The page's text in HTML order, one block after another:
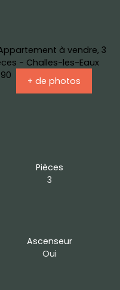
+ de photos
Pièces
3
Ascenseur
Oui